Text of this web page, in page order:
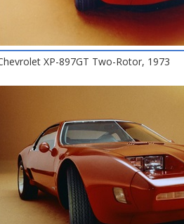
XP-897GT Two-Rotor, 1973